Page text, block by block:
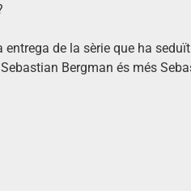
entrega de la sèrie que ha
Bergman és més